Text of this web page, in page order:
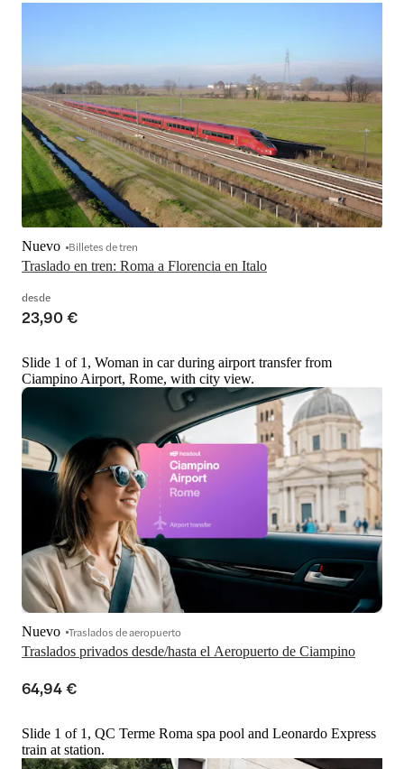
Traslado en tren: Roma a Florencia en Italo
Nuevo Billetes de tren
desde
23,90 €
Slide 1 of 1, Woman in car during airport transfer from
Ciampino Airport, Rome, with city view.
Traslados privados desde/hasta el Aeropuerto de Ciampino
Nuevo Traslados de aeropuerto
64,94 €
Slide 1 of 1, QC Terme Roma spa pool and Leonardo Express
train at station.